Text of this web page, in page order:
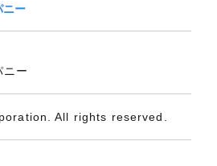
ニー
ニー
All rights reserved.